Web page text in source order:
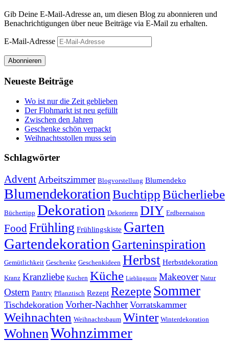
Gib Deine E-Mail-Adresse an, um diesen Blog zu abonnieren und
Benachrichtigungen über neue Beiträge via E-Mail zu erhalten.
E-Mail-Adresse
Abonnieren
Neueste Beiträge
Wo ist nur die Zeit geblieben
Der Flohmarkt ist neu gefüllt
Zwischen den Jahren
Geschenke schön verpackt
Weihnachtsstollen muss sein
Schlagwörter
Advent Arbeitszimmer Blogvorstellung Blumendeko
Blumendekoration BuchtippBücherliebe
Büchertipp Dekoration Dekorieren DIY Erdbeersaison
FoodFrühling Frühlingskiste Garten
Gartendekoration Garteninspiration
Gemütlichkeit Geschenke Geschenkideen Herbst Herbstdekoration
Kranz Kranzliebe Kuchen Küche Lieblingsorte Makeover Natur
Ostern Pantry Pflanztisch Rezept Rezepte Sommer
Tischdekoration Vorher-Nachher Vorratskammer
Weihnachten Weihnachtsbaum Winter Winterdekoration
WohnenWohnzimmer